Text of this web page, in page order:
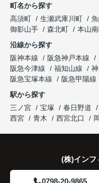
り、住み替えを
ます。
長年守ってきた
き、家族全員が
販売活動では、
ガーデンズ、教
した。
購入されたご家
と大変喜ばれ、
住み替え後は家
家族全員にとっ
町名から探す
高須町
生瀬武庫川町
御影山手
森北町 本山
沿線から探す
阪神本線
阪急神戸本線
阪急今津線
福知山線
阪急宝塚本線
阪急甲陽線
駅から探す
三ノ宮
宝塚 春日野道
西宮
青木 西宮北口
(株)インフ